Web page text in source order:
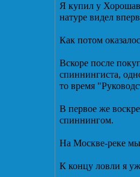
Я купил у
натуре видел
Как потом
Вскоре после
спиннингиста,
то время
В первое же
спиннингом.
На Москве-реке
К концу ловли я